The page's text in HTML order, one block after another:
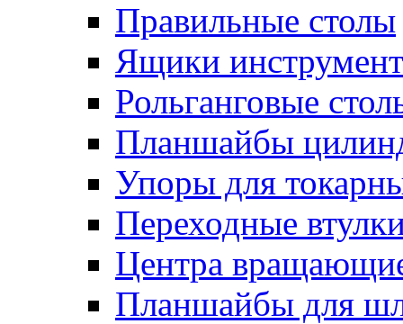
Правильные столы
Ящики
Рольганговые
Планшайбы
Упоры для
Переходные
Центра
Планшайбы для